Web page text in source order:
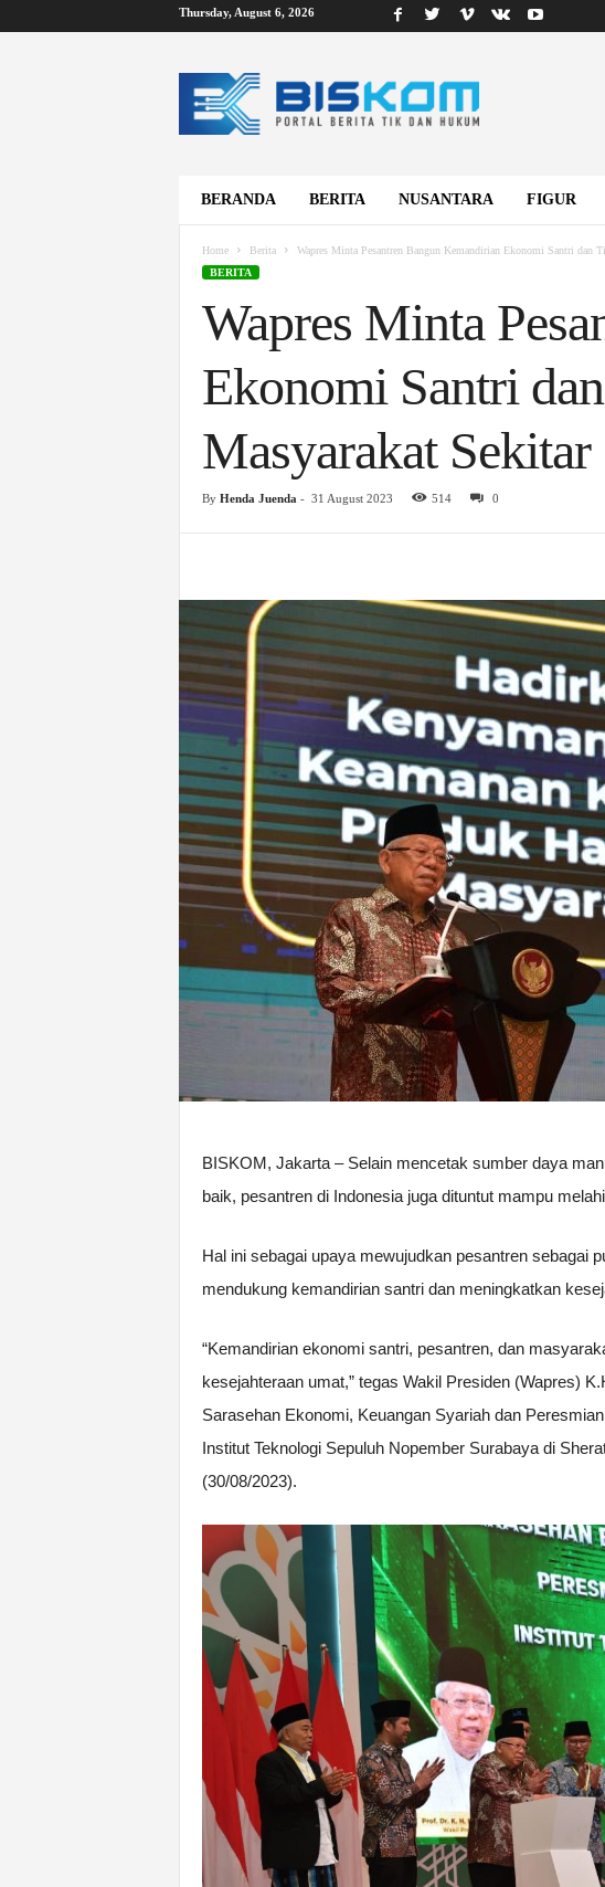
Thursday, August 6, 2026
i
BERANDA
BERITA NUSANTARA FIGUR
Home Berita
Wapres Minta Pesantren Bangun Kemandirian Ekonomi Santri dan
BERITA
Wapres Minta
Ekonomi Santri
Masyarakat Sekitar
By Henda Juenda - 31 August 2023 514 0
BISKOM, Jakarta – Selain mencetak sumber daya
baik, pesantren di Indonesia juga dituntut mampu
Hal ini sebagai upaya mewujudkan pesantren sebagai
mendukung kemandirian santri dan meningkatkan
“Kemandirian ekonomi santri, pesantren, dan
kesejahteraan umat,” tegas Wakil Presiden (Wapres)
Sarasehan Ekonomi, Keuangan Syariah dan
Institut Teknologi Sepuluh Nopember Surabaya di
(30/08/2023).